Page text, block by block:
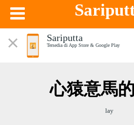
Sariputta
Tersedia di App Store & Google Play
心猿意馬
lay